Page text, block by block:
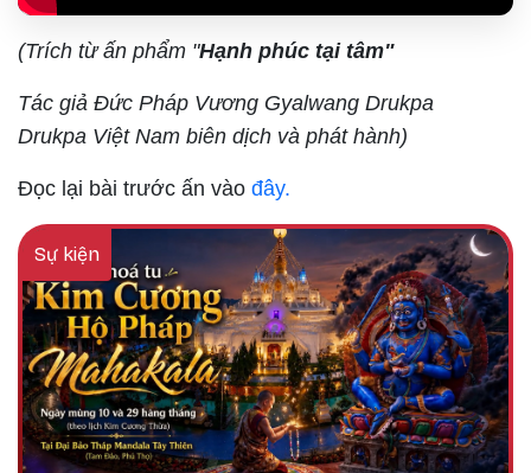
(Trích từ ấn phẩm "Hạnh phúc tại tâm"
Tác giả Đức Pháp Vương Gyalwang Drukpa
Drukpa Việt Nam biên dịch và phát hành)
Đọc lại bài trước ấn vào đây.
Sự kiện